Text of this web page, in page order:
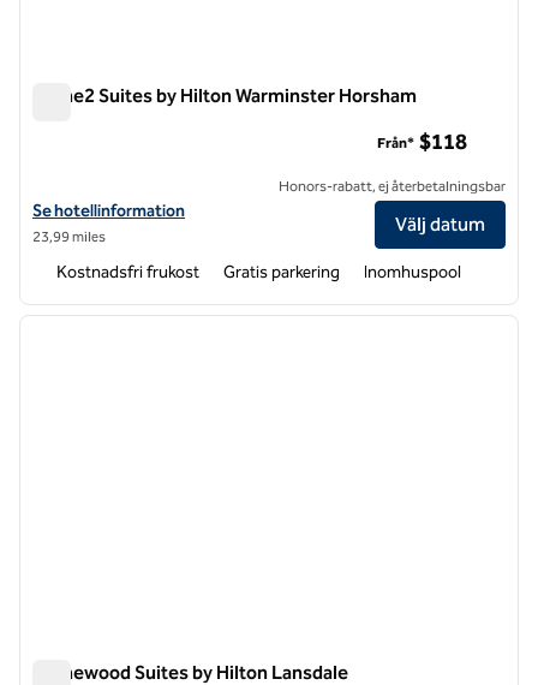
Home2 Suites by Hilton Warminster Horsham
Visa hotelluppgifter för Home2 Suites by Hilton Warminster
Se hotellinformation
23,99 miles
Från* $118
Honors-rabatt, ej återbetalningsbar
Välj datum
Kostnadsfri frukost Gratis parkering Inomhuspool
1 av 12
nästa
Homewood Suites by Hilton Lansdale